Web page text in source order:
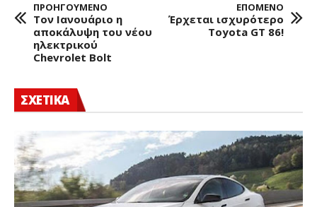
ΠΡΟΗΓΟΥΜΕΝΟ
Τον Ιανουάριο η
αποκάλυψη του νέου
ηλεκτρικού
Chevrolet Bolt
ΕΠΟΜΕΝΟ
Έρχεται ισχυρότερο
Toyota GT 86!
ΣΧΕΤΙΚΑ